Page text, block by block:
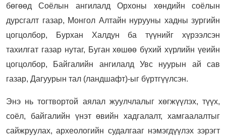
бөгөөд Соёлын ангилалд Орхоны хөндийн соёлын
дурсгалт газар, Монгол Алтайн нурууны хадны зургийн
цогцолбор, Бурхан Халдун ба түүнийг хүрээлсэн
тахилгат газар нутаг, Буган хөшөө бүхий хүрлийн үеийн
цогцолбор, Байгалийн ангилалд Увс нуурын ай сав
газар, Дагуурын тал (ландшафт)-ыг бүртгүүлсэн.
Энэ нь тогтвортой аялал жуулчлалыг хөгжүүлэх, түүх,
соёл, байгалийн үнэт өвийн хадгалалт, хамгаалалтыг
сайжруулах, археологийн судалгааг нэмэгдүүлэх зэрэгт